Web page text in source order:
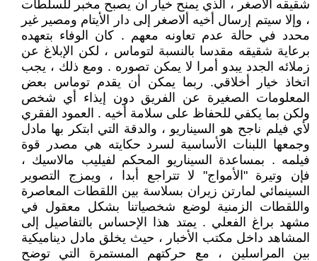
شقيقه الأصغر ، الذي يمنح خيار أن يصبح مخبر للسلطات
، وإلا سيتم إرسال أخيه ألاصغر إلى دار الأيتام ومصير غير
محدد في حالة عدم تعاونه معهم . كان الوفاء بتعهده
برعاية شقيقه مقدسا بالنسبة لتوماس ، لكن الإبلاغ عن
زملائه الجدد يبدو أمرا لا يمكن تصوره . ومع ذلك ، يجب
اتخاذ خيار أخلاقي. ربما يمكن أن يقدم توماس بعض
المعلومات الصغيرة عن الفريق دون إيذاء أي شخص
ولكن بما يكفي للحفاظ على سلامة أخيه . العمود الفقري
لأي فيلم ناجح هو السيناريو ، والدقة التي ابتكر بها مادل
وجمعها اللبنات الأساسية لسرد حكايته هي مصدر قوة
فيلمه . بمساعدة السيناريو المحكم لفيليب مالاسيك ،
فإن وتيرة "الأمواج" لا تتراجع أبدا ، ويمزج التصوير
السينمائي لمارتن زيران بسلاسة بين اللقطات المعاصرة
واللقطات الزمنية لوضع شخصياتنا بشكل معقول في
مشهد براغ الفعلي .‏ يمتد هذا الإحساس بالتفاصيل إلى
المشاهد داخل مكتب الأخبار ، حيث يخلق مادل ديناميكية
بين المراسلين ، مع حركتهم المستمرة التي توضح